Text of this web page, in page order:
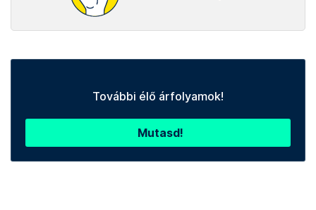
További élő árfolyamok!
Mutasd!